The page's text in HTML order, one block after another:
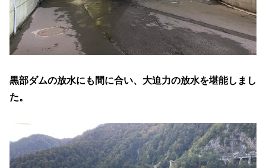
黒部ダムの放水にも間に合い、大迫力の放水を堪能しまし
た。